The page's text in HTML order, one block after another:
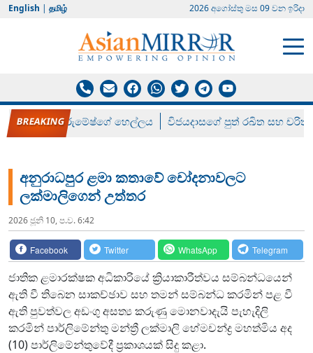
English | தமிழ் 2026 අගෝස්‍තු මස 09 වන ඉරිදා
රන් ගෙනා රුමේෂ්ගේ හෙල්ලය විජයදාසගේ පුත් රඛිත සහ චරිත්
අනුරාධපුර ළමා කතාවේ චෝදනාවලට
ලක්මාලිගෙන් උත්තර
2026 ජූනි 10, ප.ව. 6:42
Facebook Twitter WhatsApp Telegram
ජාතික ළමාරක්ෂක අධිකාරියේ ක්‍රියාකාරීත්වය සම්බන්ධයෙන්
ඇති වී තිබෙන සාකච්ඡාව සහ තමන් සම්බන්ධ කරමින් පළ වී
ඇති පුවත්වල අඩංගු අසත්‍ය කරුණු මොනවාදැයි පැහැදිලි
කරමින් පාර්ලිමේන්තු මන්ත්‍රී ලක්මාලි හේමචන්ද්‍ර මහත්මිය අද
(10) පාර්ලිමේන්තුවේදී ප්‍රකාශයක් සිදු කළා.